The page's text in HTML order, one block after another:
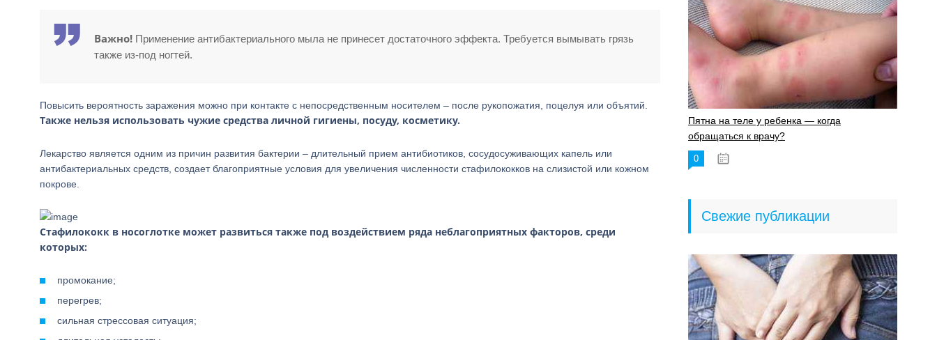
Важно! Применение антибактериального мыла не принесет достаточного эффекта. Требуется вымывать грязь
также из-под ногтей.
Повысить вероятность заражения можно при контакте с непосредственным носителем – после рукопожатия, поцелуя или объятий.
Также нельзя использовать чужие средства личной гигиены, посуду, косметику.
Лекарство является одним из причин развития бактерии – длительный прием антибиотиков, сосудосуживающих капель или
антибактериальных средств, создает благоприятные условия для увеличения численности стафилококков на слизистой или кожном
покрове.
Стафилококк в носоглотке может развиться также под воздействием ряда неблагоприятных факторов, среди
которых:
промокание;
перегрев;
сильная стрессовая ситуация;
Пятна на теле у ребенка — когда
обращаться к врачу?
0
Свежие публикации